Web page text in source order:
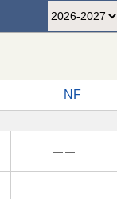
NF
— —
— —